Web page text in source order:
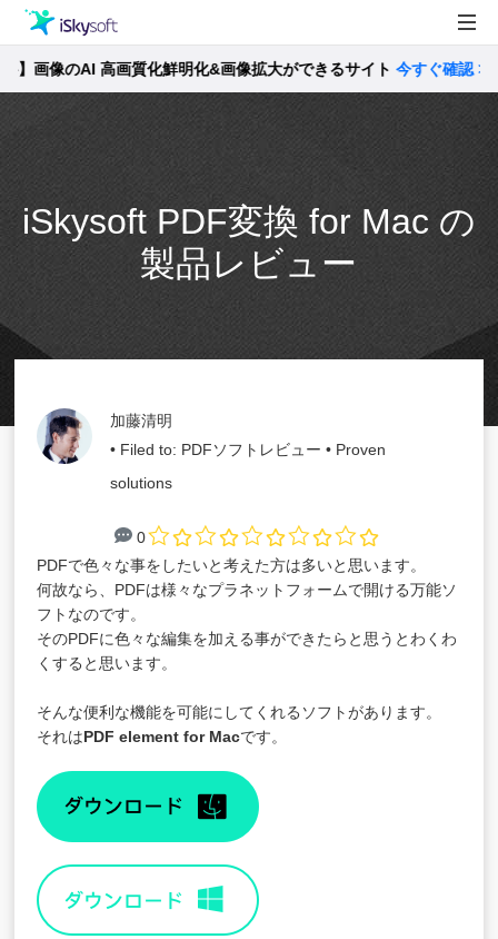
製品
Utility
製品活用事例
ストア
サポート
画像のAI 高画質化鮮明化&画像拡大ができるサイト今すぐ確認 >>
iSkysoft PDF変換 for Mac の
製品レビュー
加藤清明
• Filed to: PDFソフトレビュー • Proven
solutions
0
PDFで色々な事をしたいと考えた方は多いと思います。
何故なら、PDFは様々なプラネットフォームで開ける万能ソ
フトなのです。
そのPDFに色々な編集を加える事ができたらと思うとわくわ
くすると思います。
そんな便利な機能を可能にしてくれるソフトがあります。
それはPDF element for Macです。